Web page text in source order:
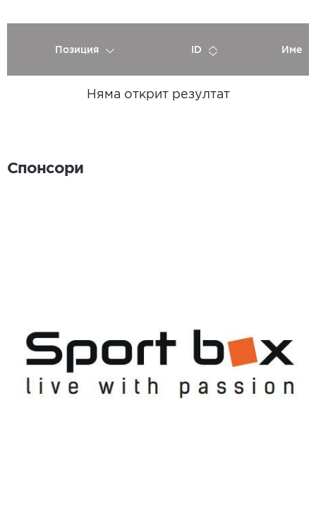
Позиция ID Име
Няма открит резултат
Спонсори